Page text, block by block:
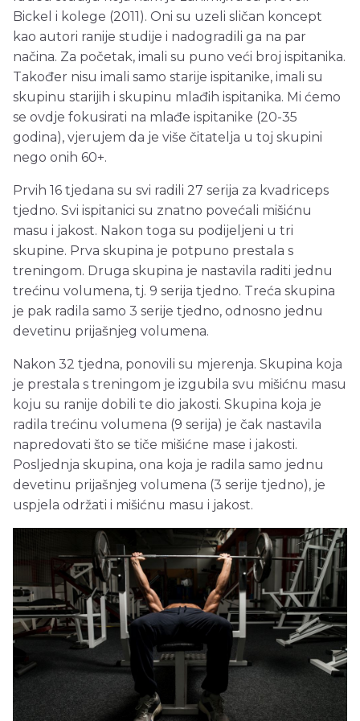
Bickel i kolege (2011). Oni su uzeli sličan koncept
kao autori ranije studije i nadogradili ga na par
načina. Za početak, imali su puno veći broj ispitanika.
Također nisu imali samo starije ispitanike, imali su
skupinu starijih i skupinu mlađih ispitanika. Mi ćemo
se ovdje fokusirati na mlađe ispitanike (20-35
godina), vjerujem da je više čitatelja u toj skupini
nego onih 60+.
Prvih 16 tjedana su svi radili 27 serija za kvadriceps
tjedno. Svi ispitanici su znatno povećali mišićnu
masu i jakost. Nakon toga su podijeljeni u tri
skupine. Prva skupina je potpuno prestala s
treningom. Druga skupina je nastavila raditi jednu
trećinu volumena, tj. 9 serija tjedno. Treća skupina
je pak radila samo 3 serije tjedno, odnosno jednu
devetinu prijašnjeg volumena.
Nakon 32 tjedna, ponovili su mjerenja. Skupina koja
je prestala s treningom je izgubila svu mišićnu masu
koju su ranije dobili te dio jakosti. Skupina koja je
radila trećinu volumena (9 serija) je čak nastavila
napredovati što se tiče mišićne mase i jakosti.
Posljednja skupina, ona koja je radila samo jednu
devetinu prijašnjeg volumena (3 serije tjedno), je
uspjela održati i mišićnu masu i jakost.